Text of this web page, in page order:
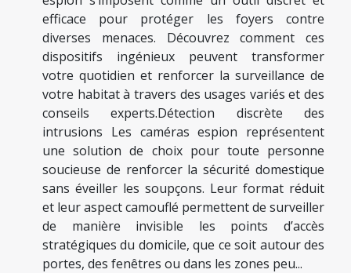
efficace pour protéger les foyers contre
diverses menaces. Découvrez comment ces
dispositifs ingénieux peuvent transformer
votre quotidien et renforcer la surveillance de
votre habitat à travers des usages variés et des
conseils experts.Détection discrète des
intrusions Les caméras espion représentent
une solution de choix pour toute personne
soucieuse de renforcer la sécurité domestique
sans éveiller les soupçons. Leur format réduit
et leur aspect camouflé permettent de surveiller
de manière invisible les points d’accès
stratégiques du domicile, que ce soit autour des
portes, des fenêtres ou dans les zones peu...